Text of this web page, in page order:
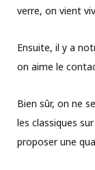
verre, on vient
Ensuite, il y a
on aime le
Bien sûr, on ne
les classiques
proposer une